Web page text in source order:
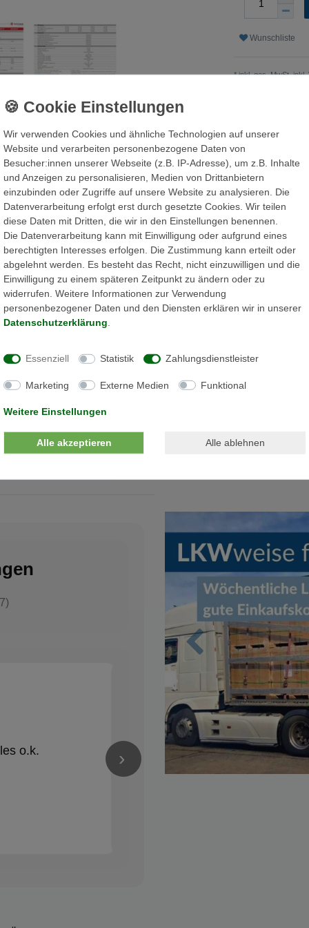
Wunschliste
* inkl. ges. MwSt. inkl.
von 180V bis 550V eine flexible
Markt. Die eingehende PV-
der Nennleistung liegen, was zu einer
Tagen führt. Die eingebaute UPS (Notstrom)
innerhalb von 10 Millisekunden, um eine
Verbraucher zu garantieren. Der
Schnittstelle, was den Anforderungen einiger
o.k.
Nico Schröder ✓
vor 1 Jahren
★★★★★
Alles Bestens! Gerne wieder
›
akzeptieren Sie die
Zurück
Wir verwenden Cookies und ähnliche Technologien auf unserer
Website und verarbeiten personenbezogene Daten von
Besucher:innen unserer Webseite (z.B. IP-Adresse), um z.B. Inhalte
und Anzeigen zu personalisieren, Medien von Drittanbietern
einzubinden oder Zugriffe auf unsere Website zu analysieren. Die
Datenverarbeitung erfolgt erst durch gesetzte Cookies. Wir teilen
diese Daten mit Dritten, die wir in den Einstellungen benennen.
Die Datenverarbeitung kann mit Einwilligung oder aufgrund eines
berechtigten Interesses erfolgen. Die Zustimmung kann erteilt oder
abgelehnt werden. Es besteht das Recht, nicht einzuwilligen und die
Einwilligung zu einem späteren Zeitpunkt zu ändern oder zu
widerrufen. Weitere Informationen zur Verwendung
personenbezogener Daten und den Diensten erklären wir in unserer
Daten­schutz­erklärung
Essenziell Statistik Zahlungsdienstleister
Marketing Externe Medien Funktional
Weitere Einstellungen
Alle akzeptieren Alle ablehnen